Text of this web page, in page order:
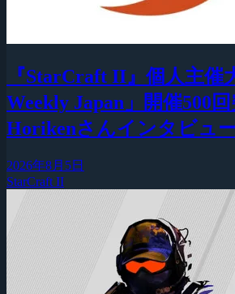
『StarCraft II』個人主催
Weekly Japan」開催500
Horikenさんインタビュ
2026年8月5日
StarCraft II